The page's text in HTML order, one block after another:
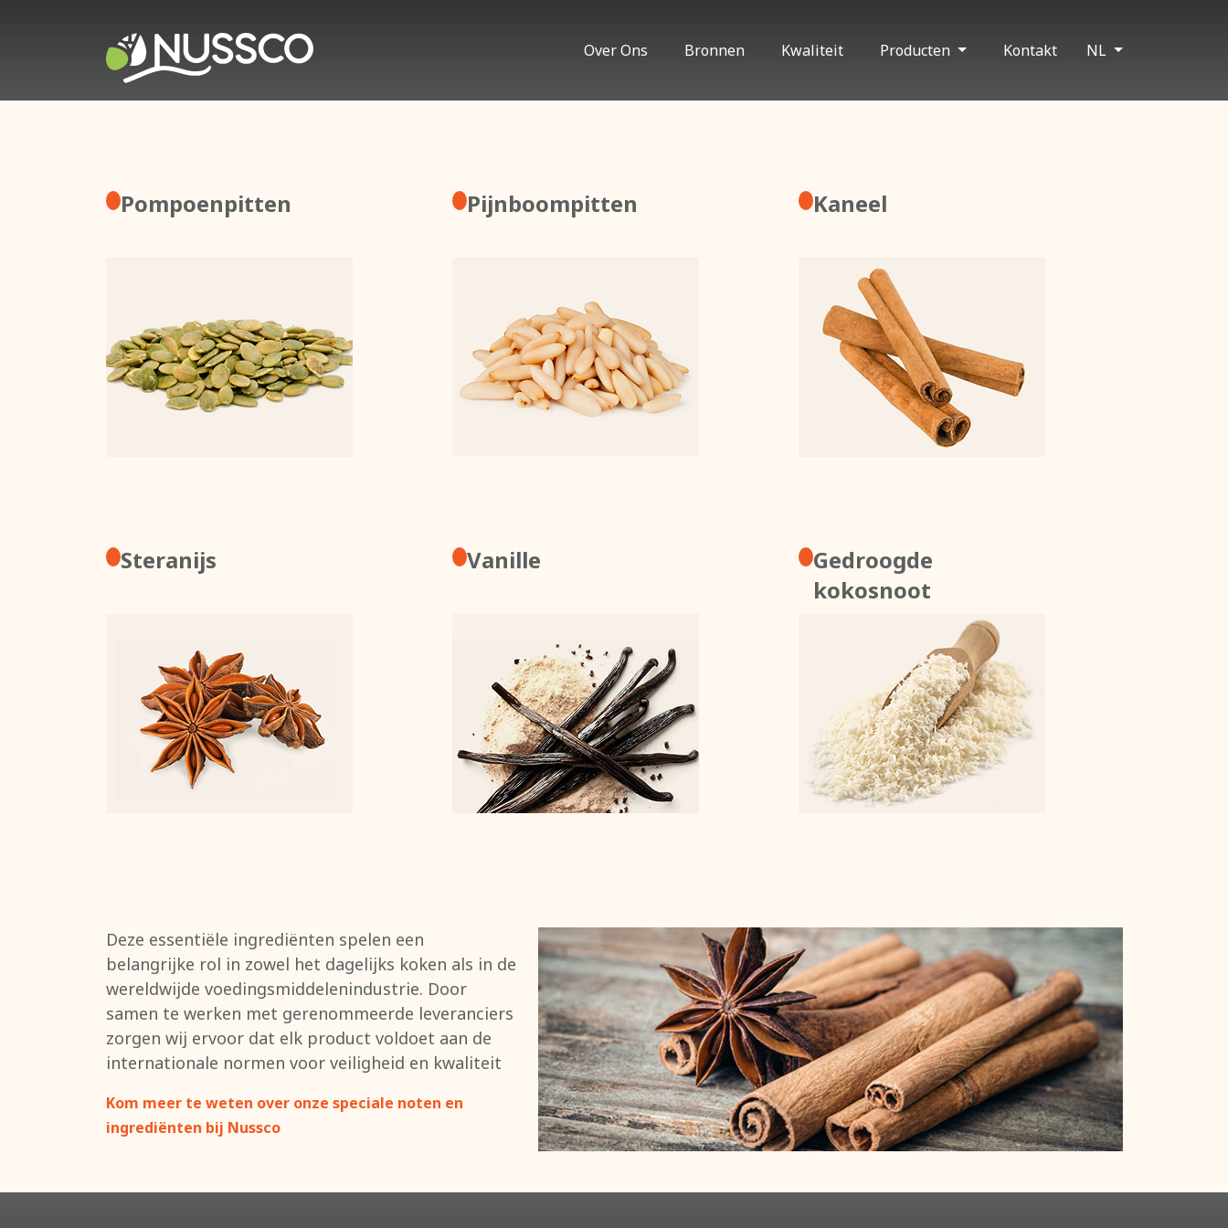
Over Ons Bronnen Kwaliteit Producten Kontakt NL
Pompoenpitten Pijnboompitten Kaneel
Steranijs Vanille
Gedroogde
kokosnoot
Deze essentiële ingrediënten spelen een
belangrijke rol in zowel het dagelijks koken als in de
wereldwijde voedingsmiddelenindustrie. Door
samen te werken met gerenommeerde leveranciers
zorgen wij ervoor dat elk product voldoet aan de
internationale normen voor veiligheid en kwaliteit
Kom meer te weten over onze speciale noten en
ingrediënten bij Nussco